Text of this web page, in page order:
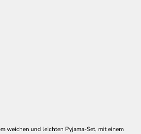
weichen und leichten Pyjama-Set, mit einem